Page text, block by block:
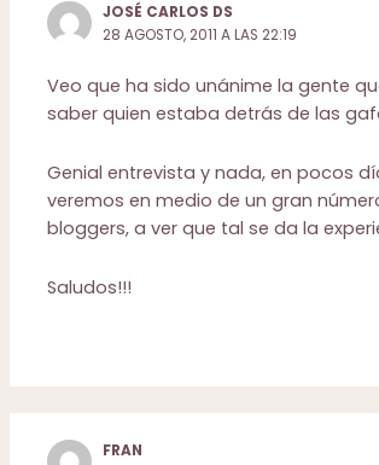
JOSÉ CARLOS DS
28 AGOSTO, 2011 A LAS 22:19
Veo que ha sido unánime la gente
saber quien estaba detrás de las
Genial entrevista y nada, en pocos
veremos en medio de un gran
bloggers, a ver que tal se da la
Saludos!!!
FRAN